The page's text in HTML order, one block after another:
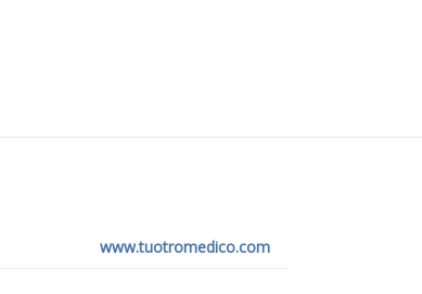
www.tuotromedico.com